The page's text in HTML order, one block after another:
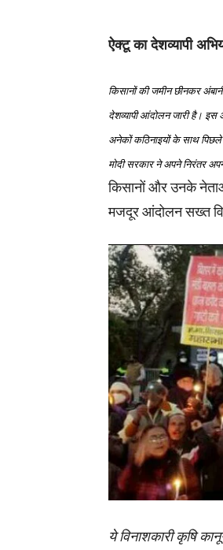
ऐक्टू का देशव्यापी
किसानों की जमीन छीनकर
देशव्यापी आंदोलन जारी है।
अनेकों कठिनाइयों के साथ
मोदी सरकार ने अपने निरंतर
किसानों और उनके
मजदूर आंदोलन सख्त
ये विनाशकारी कृषि